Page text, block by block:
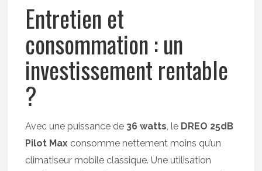
Entretien et
consommation : un
investissement rentable
?
Avec une puissance de 36 watts, le DREO 25dB
Pilot Max consomme nettement moins qu’un
climatiseur mobile classique. Une utilisation